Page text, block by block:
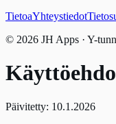
TietoaYhteystiedot
© 2026 JH Apps · Y-
Päivitetty: 10.1.2026